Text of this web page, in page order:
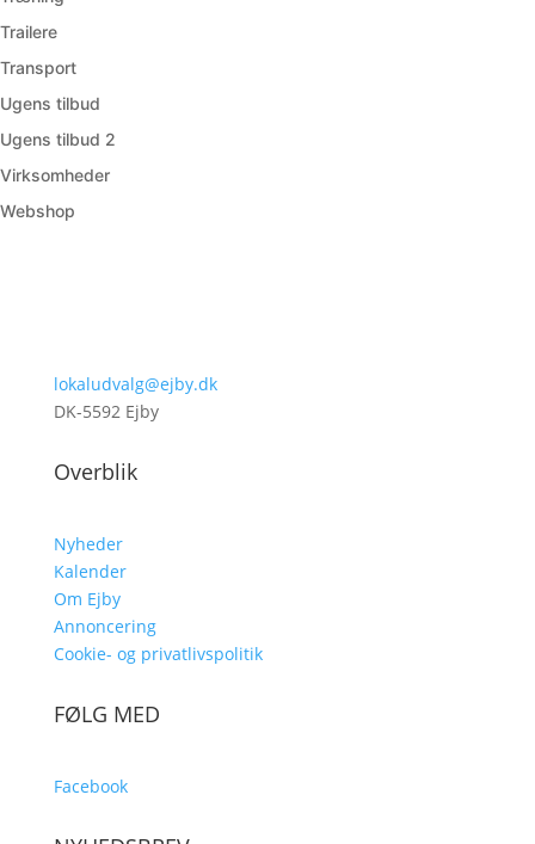
Trailere
Transport
Ugens tilbud
Ugens tilbud 2
Virksomheder
Webshop
lokaludvalg@ejby.dk
DK-5592 Ejby
Overblik
Nyheder
Kalender
Om Ejby
Annoncering
Cookie- og privatlivspolitik
FØLG MED
Facebook